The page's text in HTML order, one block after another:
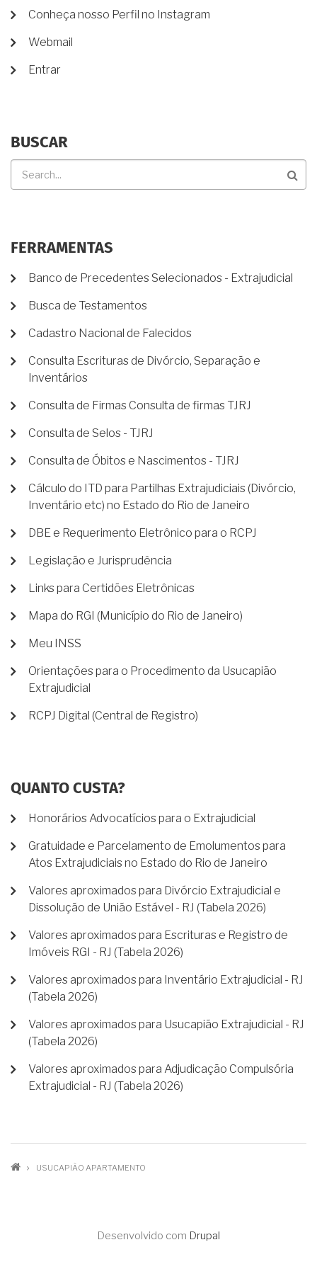
INTEIRO?
CONTA
DE
Conheça nosso Perfil no Instagram
Webmail
Entrar
BUSCAR
FERRAMENTAS
Banco de Precedentes Selecionados - Extrajudicial
Busca de Testamentos
Cadastro Nacional de Falecidos
Consulta Escrituras de Divórcio, Separação e
Inventários
Consulta de Firmas Consulta de firmas TJRJ
Consulta de Selos - TJRJ
Consulta de Óbitos e Nascimentos - TJRJ
Cálculo do ITD para Partilhas Extrajudiciais (Divórcio,
Inventário etc) no Estado do Rio de Janeiro
DBE e Requerimento Eletrônico para o RCPJ
Legislação e Jurisprudência
Links para Certidões Eletrônicas
Mapa do RGI (Município do Rio de Janeiro)
Meu INSS
Orientações para o Procedimento da Usucapião
Extrajudicial
RCPJ Digital (Central de Registro)
QUANTO CUSTA?
Honorários Advocatícios para o Extrajudicial
Gratuidade e Parcelamento de Emolumentos para
Atos Extrajudiciais no Estado do Rio de Janeiro
Valores aproximados para Divórcio Extrajudicial e
Dissolução de União Estável - RJ (Tabela 2026)
Valores aproximados para Escrituras e Registro de
Imóveis RGI - RJ (Tabela 2026)
Valores aproximados para Inventário Extrajudicial - RJ
(Tabela 2026)
Valores aproximados para Usucapião Extrajudicial - RJ
(Tabela 2026)
Valores aproximados para Adjudicação Compulsória
Extrajudicial - RJ (Tabela 2026)
TRILHA
NAVEGAÇÃO
USUCAPIÃO APARTAMENTO
Desenvolvido com Drupal